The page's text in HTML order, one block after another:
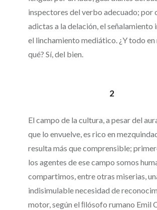
inspectores del verbo adecuado; por
adictas a la delación, el señalamiento
el linchamiento mediático. ¿Y todo
qué? Sí, del bien.
2
El campo de la cultura, a pesar del
que lo envuelve, es rico en
resulta más que comprensible;
los agentes de ese campo somos
compartimos, entre otras miserias,
indisimulable necesidad de
motor, según el ﬁlósofo rumano Emil